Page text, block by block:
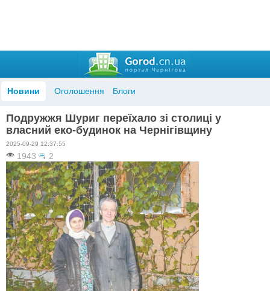
Новини Оголошення Блоги
Подружжя Шуриг переїхало зі столиці у
власний еко-будинок на Чернігівщину
2025-09-29 12:37:55
1943 2